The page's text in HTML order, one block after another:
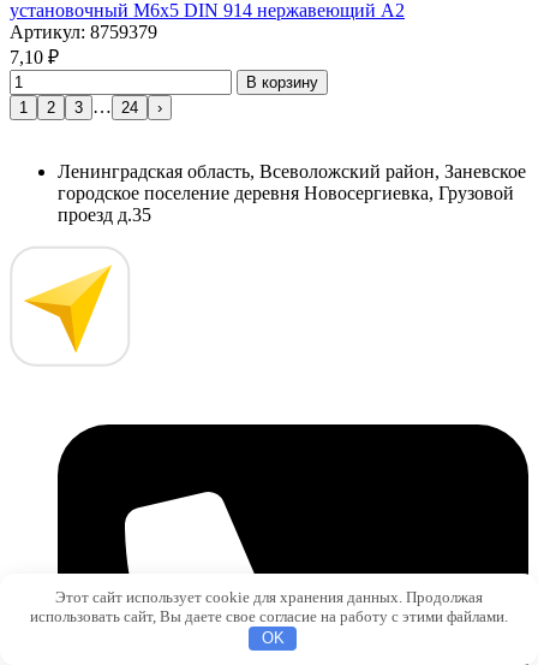
установочный М6х5 DIN 914 нержавеющий А2
Артикул: 8759379
7,10 ₽
В корзину
1
2 3 … 24 ›
Ленинградская область, Всеволожский район, Заневское
городское поселение деревня Новосергиевка, Грузовой
проезд д.35
Этот сайт использует cookie для хранения данных. Продолжая
использовать сайт, Вы даете свое согласие на работу с этими файлами.
OK